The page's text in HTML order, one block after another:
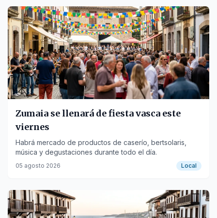
Zumaia se llenará de fiesta vasca este
viernes
Habrá mercado de productos de caserío, bertsolaris,
música y degustaciones durante todo el día.
05 agosto 2026 Local